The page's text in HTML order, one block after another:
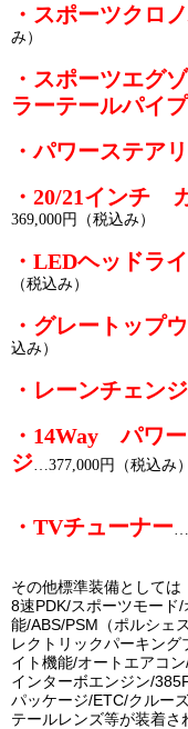
・スポーツクロ
み）
・スポーツエグ
ラーテールパイプ
・パワーステア
・20/21インチ
369,000円（税込み）
・LEDヘッドラ
（税込み）
・グレートップ
込み）
・レーンチェン
・14Way パワ
ジ …377,000円（税込み）
・TVチューナー
その他標準装備としては
8速PDK/スポーツモード
能/ABS/PSM（ポルシェ
レクトリックパーキン
イト機能/オートエアコ
インターボエンジン/
パッケージ/ETC/クルー
テールレンズ等が装着さ